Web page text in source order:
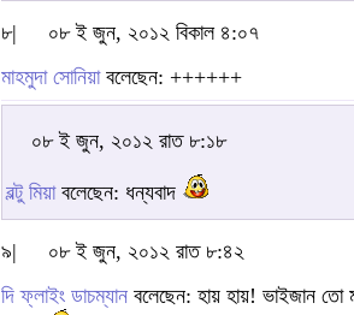
৮|
০৮ ই জুন, ২০১২ বিকাল ৪:০৭
মাহমুদা সোনিয়াবলেছেন: ++++++
০৮ ই জুন, ২০১২ রাত ৮:১৮
বল্টু মিয়াবলেছেন: ধন্যবাদ
৯|
০৮ ই জুন, ২০১২ রাত ৮:৪২
দি ফ্লাইং ডাচম্যান বলেছেন: হায় হায়! ভাইজান তো